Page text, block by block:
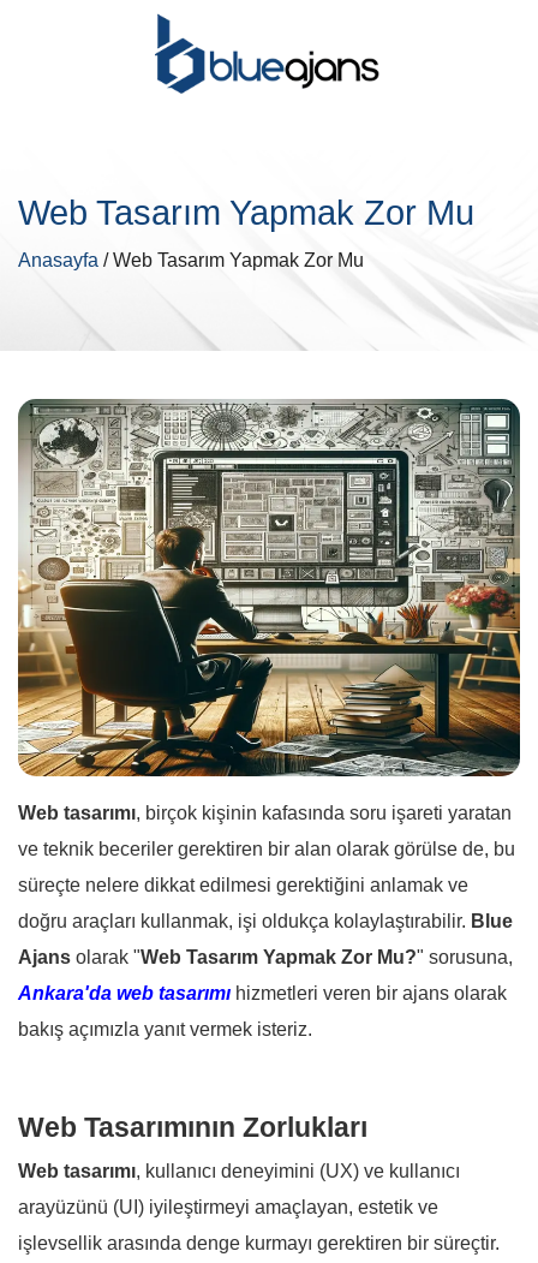
Web Tasarım Yapmak Zor Mu
Anasayfa / Web Tasarım Yapmak Zor Mu
Web tasarımı, birçok kişinin kafasında soru işareti yaratan
ve teknik beceriler gerektiren bir alan olarak görülse de, bu
süreçte nelere dikkat edilmesi gerektiğini anlamak ve
doğru araçları kullanmak, işi oldukça kolaylaştırabilir. Blue
Ajans olarak "Web Tasarım Yapmak Zor Mu?" sorusuna,
Ankara'da web tasarımı hizmetleri veren bir ajans olarak
bakış açımızla yanıt vermek isteriz.
Web Tasarımının Zorlukları
Web tasarımı, kullanıcı deneyimini (UX) ve kullanıcı
arayüzünü (UI) iyileştirmeyi amaçlayan, estetik ve
işlevsellik arasında denge kurmayı gerektiren bir süreçtir.